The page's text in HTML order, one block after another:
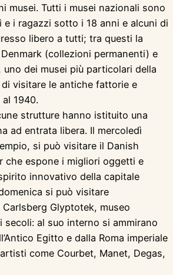
musei. Tutti i musei nazionali sono
e i ragazzi sotto i 18 anni e alcuni di
libero a tutti; tra questi la
(collezioni permanenti) e
uno dei musei più particolari della
visitare le antiche fattorie e
1940.
strutture hanno istituito una
ad entrata libera. Il mercoledì
si può visitare il Danish
che espone i migliori oggetti e
innovativo della capitale
si può visitare
Glyptotek, museo
secoli: al suo interno si ammirano
Egitto e dalla Roma imperiale
come Courbet, Manet, Degas,